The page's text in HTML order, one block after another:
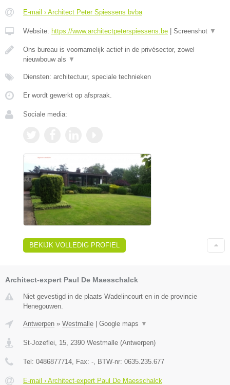
E-mail › Architect Peter Spiessens bvba
Website: https://www.architectpeterspiessens.be Screenshot ▼
Ons bureau is voornamelijk actief in de privésector, zowel
nieuwbouw als ▼
Diensten: architectuur, speciale technieken
Er wordt gewerkt op afspraak.
Sociale media:
BEKIJK VOLLEDIG PROFIEL
Architect-expert Paul De Maesschalck
Niet gevestigd in de plaats Wadelincourt en in de provincie
Henegouwen.
Antwerpen » Westmalle Google maps ▼
St-Jozeflei, 15 2390 Westmalle (Antwerpen)
Tel: 0486877714 , Fax: - , BTW-nr: 0635.235.677
E-mail › Architect-expert Paul De Maesschalck